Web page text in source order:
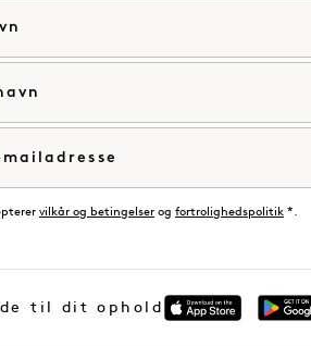
vilkår og betingelser og fortrolighedspolitik *.
til dit ophold